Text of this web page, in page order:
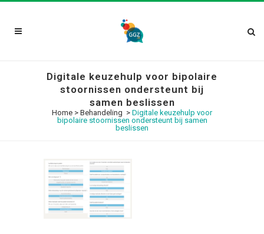
Digitale keuzehulp voor bipolaire
stoornissen ondersteunt bij
samen beslissen
Home > Behandeling > Digitale keuzehulp voor
bipolaire stoornissen ondersteunt bij samen
beslissen